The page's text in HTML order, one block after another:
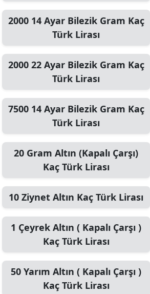
2000 14 Ayar Bilezik Gram Kaç
Türk Lirası
2000 22 Ayar Bilezik Gram Kaç
Türk Lirası
7500 14 Ayar Bilezik Gram Kaç
Türk Lirası
20 Gram Altın (Kapalı Çarşı)
Kaç Türk Lirası
10Ziynet Altın Kaç Türk Lirası
1 Çeyrek Altın ( Kapalı Çarşı )
Kaç Türk Lirası
50Yarım Altın ( Kapalı Çarşı )
Kaç Türk Lirası